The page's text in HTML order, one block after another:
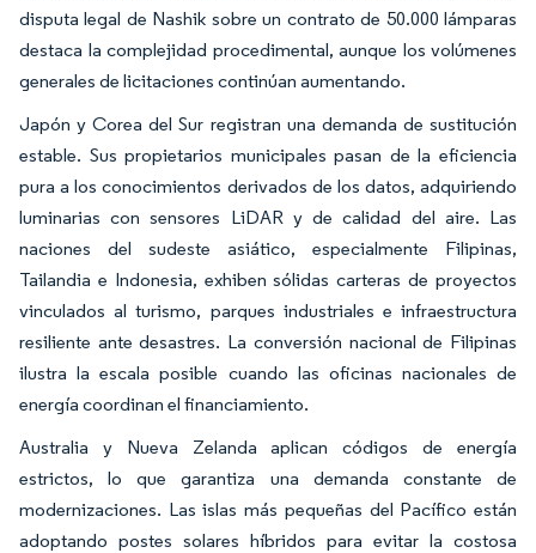
disputa legal de Nashik sobre un contrato de 50.000 lámparas
destaca la complejidad procedimental, aunque los volúmenes
generales de licitaciones continúan aumentando.
Japón y Corea del Sur registran una demanda de sustitución
estable. Sus propietarios municipales pasan de la eficiencia
pura a los conocimientos derivados de los datos, adquiriendo
luminarias con sensores LiDAR y de calidad del aire. Las
naciones del sudeste asiático, especialmente Filipinas,
Tailandia e Indonesia, exhiben sólidas carteras de proyectos
vinculados al turismo, parques industriales e infraestructura
resiliente ante desastres. La conversión nacional de Filipinas
ilustra la escala posible cuando las oficinas nacionales de
energía coordinan el financiamiento.
Australia y Nueva Zelanda aplican códigos de energía
estrictos, lo que garantiza una demanda constante de
modernizaciones. Las islas más pequeñas del Pacífico están
adoptando postes solares híbridos para evitar la costosa